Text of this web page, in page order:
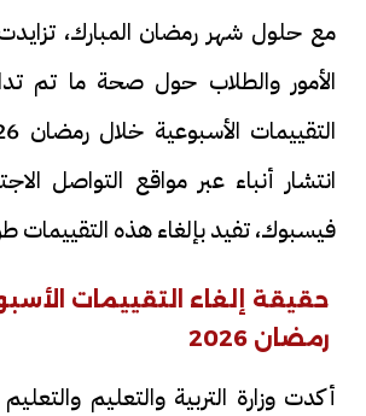
مع حلول شهر رمضان المبارك،
الأمور والطلاب حول صحة ما تم
انتشار أنباء عبر مواقع التواصل
فيسبوك، تفيد بإلغاء هذه التقييمات
حقيقة إلغاء التقييمات
رمضان 2026
أكدت وزارة التربية والتعليم